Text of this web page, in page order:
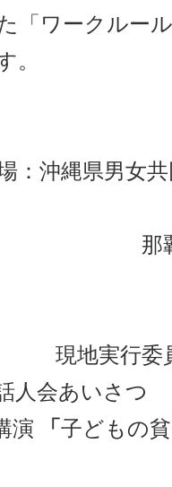
「ワークルー
。
：沖縄県男女
3-11-
地実行委員
人会あいさつ
演
「 子どもの